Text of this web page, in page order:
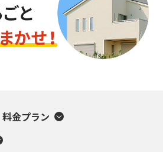
料金プラン